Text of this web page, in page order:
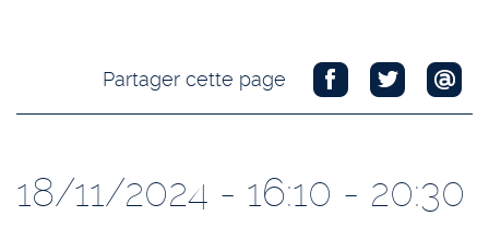
Partager cette page
18/11/2024 - 16:10 - 20:30